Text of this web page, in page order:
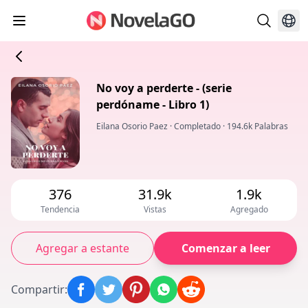
No voy a perderte - (serie
perdóname - Libro 1)
Eilana Osorio Paez ·Completado · 194.6k Palabras
376
Tendencia
31.9k
Vistas
1.9k
Agregado
Agregar a estante Comenzar a leer
Compartir: